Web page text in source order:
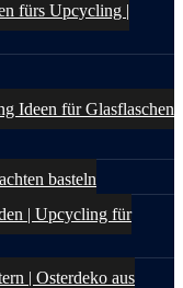
fürs Upcycling |
Ideen für Glasflaschen
basteln
| Upcycling für
| Osterdeko aus